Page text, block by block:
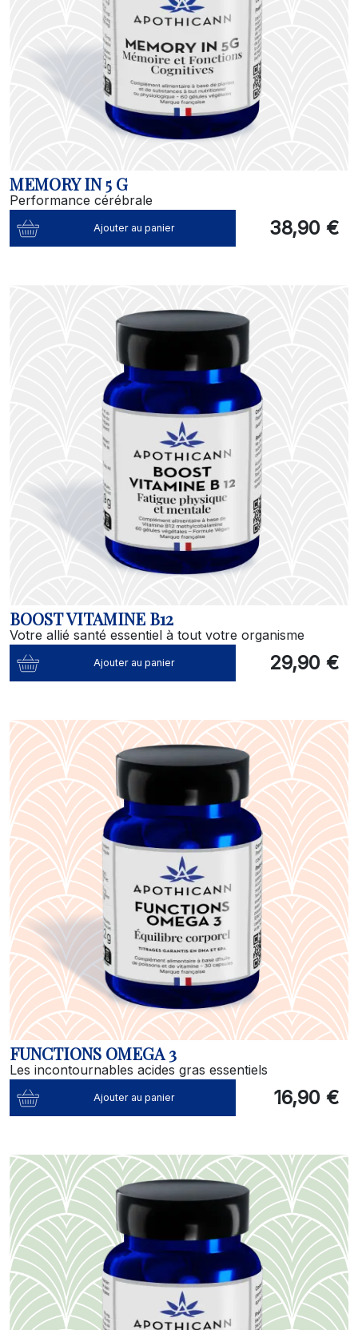
MEMORY IN 5 G
Performance cérébrale
Ajouter au panier 38,90 €
BOOST VITAMINE B12
Votre allié santé essentiel à tout votre organisme
Ajouter au panier 29,90 €
FUNCTIONS OMEGA 3
Les incontournables acides gras essentiels
Ajouter au panier 16,90 €